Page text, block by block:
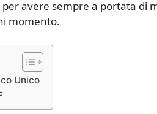
avere sempre a portata di
momento.
Unico